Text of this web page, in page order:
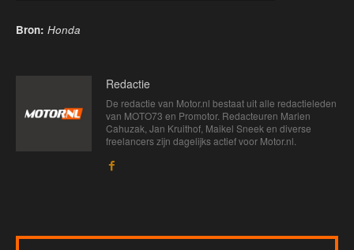
Bron: Honda
Redactie
De redactie van Motor.nl bestaat uit alle redactieleden
van MOTO73 en Promotor. Redacteuren Marien
Cahuzak, Jan Kruithof, Maikel Sneek en diverse
freelancers zijn dagelijks actief voor Motor.nl.